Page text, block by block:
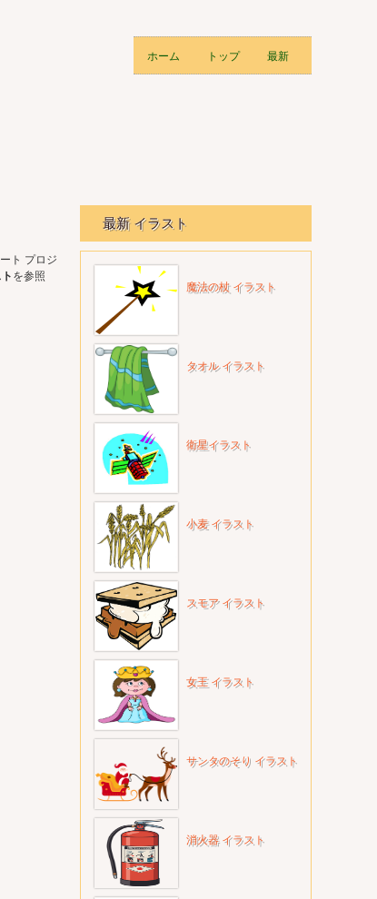
ホーム トップ 最新
ト プロジ
を参照
最新 イラスト
魔法の杖 イラスト
タオル イラスト
衛星イラスト
小麦 イラスト
スモア イラスト
女王 イラスト
サンタのそり イラスト
消火器 イラスト